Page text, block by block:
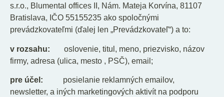
s.r.o., Blumental offices II, Nám. Mateja Korvína, 81107
Bratislava, IČO 55155235 ako spoločnými
prevádzkovateľmi (ďalej len „Prevádzkovateľ“) a to:
v rozsahu: oslovenie, titul, meno, priezvisko, názov
firmy, adresa (ulica, mesto , PSČ), email;
pre účel: posielanie reklamných emailov,
newsletter, a iných marketingových aktivít na podporu